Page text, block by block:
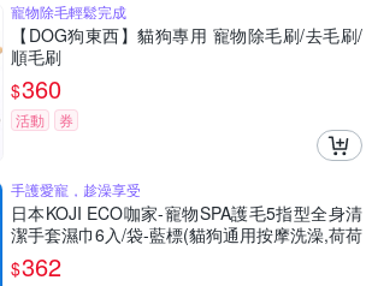
寵物除毛輕鬆完成
【DOG狗東西】貓狗專用 寵物除毛刷/去毛刷/
順毛刷
$360
活動 券
手護愛寵，趁澡享受
日本KOJI ECO咖家-寵物SPA護毛5指型全身清
潔手套濕巾6入/袋-藍標(貓狗通用按摩洗澡,荷荷
芭油滋潤毛孩擦澡巾,拭淨愛寵眼耳垢浮毛髒污)
$362